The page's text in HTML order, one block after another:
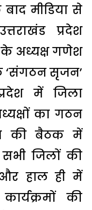
मीडिया से
प्रदेश
के अध्यक्ष गणेश
‘संगठन सृजन’
में जिला
का गठन
की बैठक में
जिलों की
हाल ही में
की